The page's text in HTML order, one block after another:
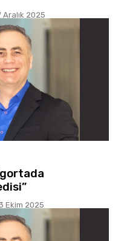
Aralık 2025
Ekim 2025